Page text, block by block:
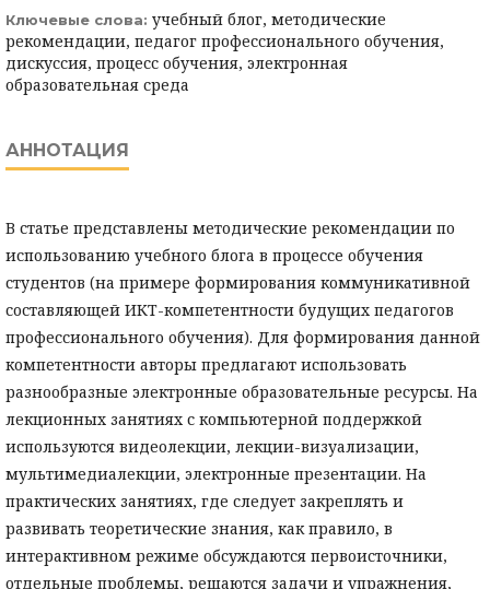
Ключевые слова: учебный блог, методические
рекомендации, педагог профессионального обучения,
дискуссия, процесс обучения, электронная
образовательная среда
АННОТАЦИЯ
В статье представлены методические рекомендации по
использованию учебного блога в процессе обучения
студентов (на примере формирования коммуникативной
составляющей ИКТ-компетентности будущих педагогов
профессионального обучения). Для формирования данной
компетентности авторы предлагают использовать
разнообразные электронные образовательные ресурсы. На
лекционных занятиях с компьютерной поддержкой
используются видеолекции, лекции-визуализации,
мультимедиалекции, электронные презентации. На
практических занятиях, где следует закреплять и
развивать теоретические знания, как правило, в
интерактивном режиме обсуждаются первоисточники,
отдельные проблемы, решаются задачи и упражнения,